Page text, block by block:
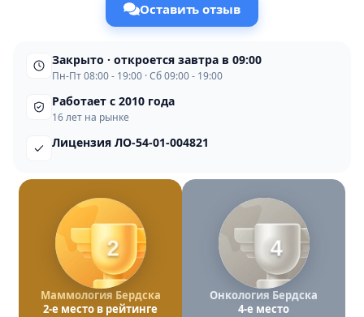
Оставить отзыв
Закрыто · откроется завтра в 09:00
Пн-Пт 08:00 - 19:00 · Сб 09:00 - 19:00
Работает с 2010 года
16 лет на рынке
Лицензия ЛО-54-01-004821
2
Маммология Бердска
2-е место в рейтинге
4
Онкология Бердска
4-е место